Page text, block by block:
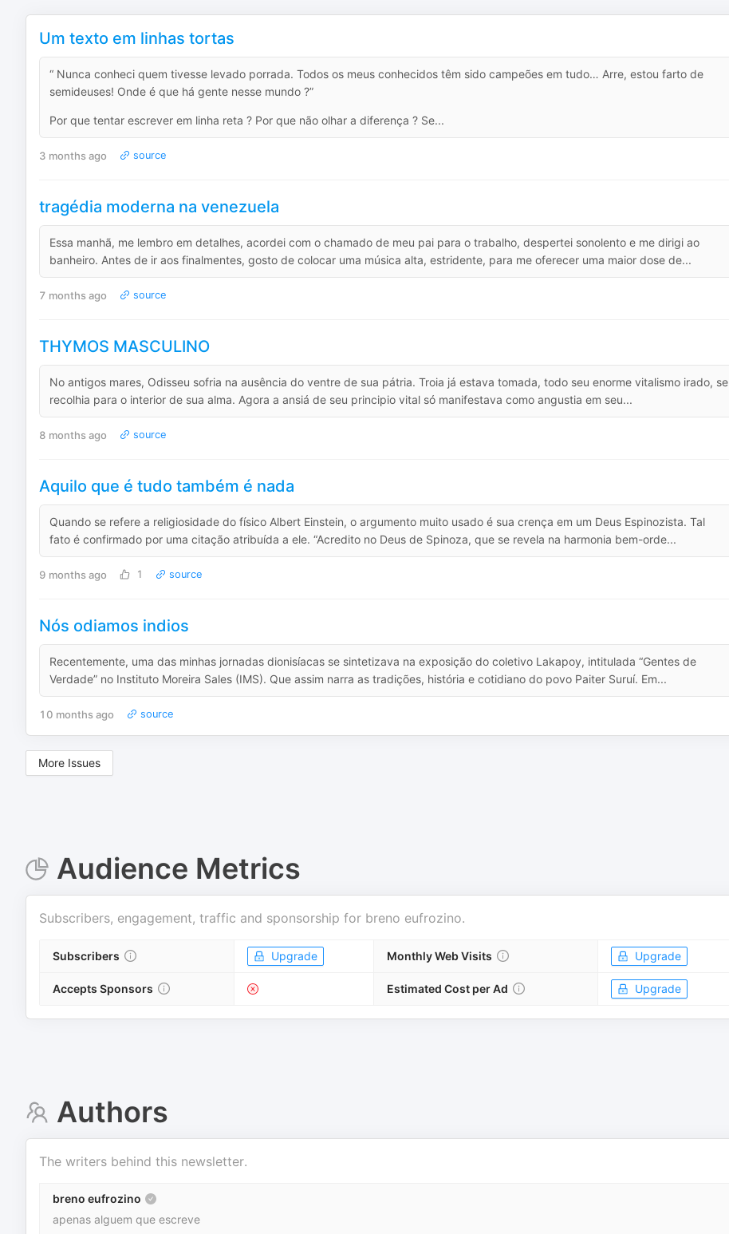
Um texto em linhas tortas
“ Nunca conheci quem tivesse levado porrada. Todos os meus conhecidos têm sido campeões em tudo… Arre, estou farto de
semideuses! Onde é que há gente nesse mundo ?”
Por que tentar escrever em linha reta ? Por que não olhar a diferença ? Se...
3 months ago source
tragédia moderna na venezuela
Essa manhã, me lembro em detalhes, acordei com o chamado de meu pai para o trabalho, despertei sonolento e me dirigi ao
banheiro. Antes de ir aos finalmentes, gosto de colocar uma música alta, estridente, para me oferecer uma maior dose de...
7 months ago source
THYMOS MASCULINO
No antigos mares, Odisseu sofria na ausência do ventre de sua pátria. Troia já estava tomada, todo seu enorme vitalismo irado, se
recolhia para o interior de sua alma. Agora a ansiá de seu principio vital só manifestava como angustia em seu...
8 months ago source
Aquilo que é tudo também é nada
Quando se refere a religiosidade do físico Albert Einstein, o argumento muito usado é sua crença em um Deus Espinozista. Tal
fato é confirmado por uma citação atribuída a ele. “Acredito no Deus de Spinoza, que se revela na harmonia bem-orde...
9 months ago 1 source
Nós odiamos indios
Recentemente, uma das minhas jornadas dionisíacas se sintetizava na exposição do coletivo Lakapoy, intitulada “Gentes de
Verdade” no Instituto Moreira Sales (IMS). Que assim narra as tradições, história e cotidiano do povo Paiter Suruí. Em...
10 months ago source
More Issues
Audience Metrics
Subscribers, engagement, traffic and sponsorship for breno eufrozino.
Subscribers Upgrade Monthly Web Visits Upgrade
Accepts Sponsors Estimated Cost per Ad Upgrade
Authors
The writers behind this newsletter.
breno eufrozino
apenas alguem que escreve